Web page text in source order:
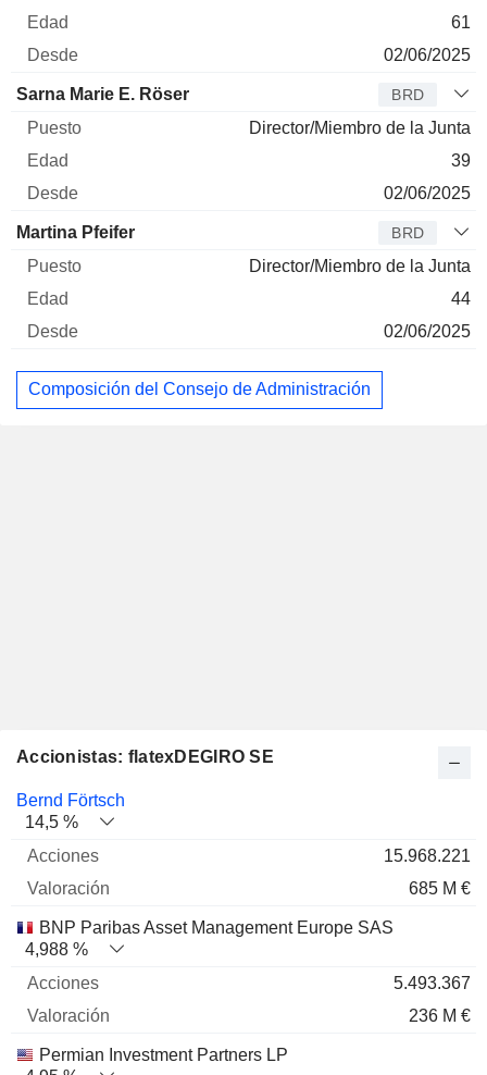
61
02/06/2025
Sarna Marie E. Röser BRD
Director/Miembro de la Junta
39
02/06/2025
Martina Pfeifer BRD
Director/Miembro de la Junta
44
02/06/2025
Composición del Consejo de Administración
Accionistas: flatexDEGIRO SE
Nombre Acciones
Bernd Förtsch
14,5 %
15.968.221
685 M €
BNP Paribas Asset Management Europe SAS
4,988 %
5.493.367
236 M €
Permian Investment Partners LP